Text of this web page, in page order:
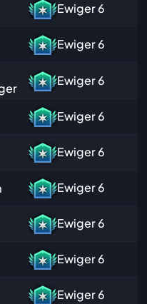
Ewiger6
Ewiger6
Ewiger6
Ewiger6
Ewiger6
Ewiger6
Ewiger6
Ewiger6
Ewiger6